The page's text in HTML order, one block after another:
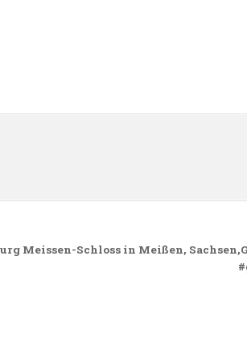
Meissen-Schloss in Meißen,